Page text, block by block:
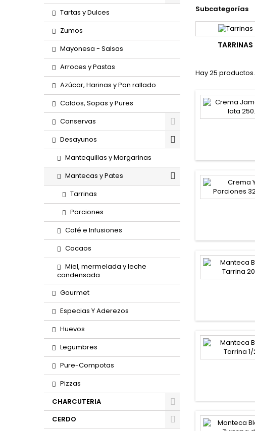
Tartas y Dulces
Zumos
Mayonesa - Salsas
Arroces y Pastas
Azúcar, Harinas y Pan rallado
Caldos, Sopas y Pures
Conservas
Desayunos
Mantequillas y Margarinas
Mantecas y Pates
Tarrinas
Porciones
Café e Infusiones
Cacaos
Miel, mermelada y leche
condensada
Gourmet
Especias Y Aderezos
Huevos
Legumbres
Pure-Compotas
Pizzas
CHARCUTERIA
CERDO
Subcategorías
TARRINAS
Hay 25 productos.